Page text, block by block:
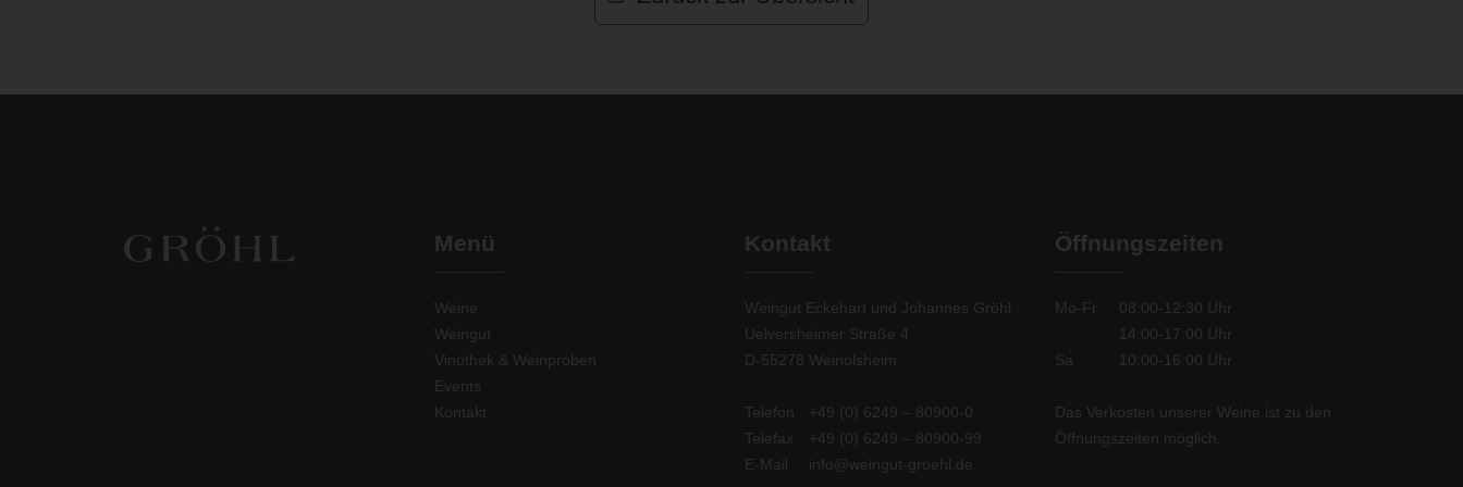
Menü
Weine
Weingut
Vinothek & Weinproben
Events
Kontakt
Kontakt
Weingut Eckehart und Johannes Gröhl
Uelversheimer Straße 4
D-55278 Weinolsheim
Telefon
+49 (0) 6249 – 80900-0
Telefax
+49 (0) 6249 – 80900-99
E-Mail
info@weingut-groehl.de
Öffnungszeiten
Mo-Fr 08:00-12:30 Uhr
14:00-17:00 Uhr
Sa
10:00-16:00 Uhr
Das Verkosten unserer Weine ist zu den
Öffnungszeiten möglich.